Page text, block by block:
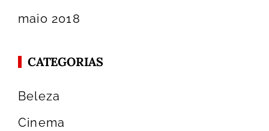
maio 2018
CATEGORIAS
Beleza
Cinema